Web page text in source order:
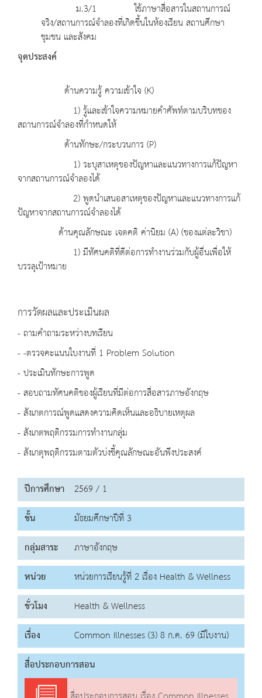
ม.3/1 ใช้ภาษาสื่อสารในสถานการณ์
จริง/สถานการณ์จำลองที่เกิดขึ้นในห้องเรียน สถานศึกษา
ชุมชน และสังคม
จุดประสงค์
ด้านความรู้ ความเข้าใจ (K)
1) รู้และเข้าใจความหมายคำศัพท์ตามบริบทของ
สถานการณ์จำลองที่กำหนดให้
ด้านทักษะ/กระบวนการ (P)
1) ระบุสาเหตุของปัญหาและแนวทางการแก้ปัญหา
จากสถานการณ์จำลองได้
2) พูดนำเสนอสาเหตุของปัญหาและแนวทางการแก้
ปัญหาจากสถานการณ์จำลองได้
ด้านคุณลักษณะ เจตคติ ค่านิยม (A) (ของแต่ละวิชา)
1) มีทัศนคติที่ดีต่อการทำงานร่วมกับผู้อื่นเพื่อให้
บรรลุเป้าหมาย
การวัดผลและประเมินผล
- ถามคำถามระหว่างบทเรียน
- -ตรวจคะแนนใบงานที่ 1 Problem Solution
- ประเมินทักษะการพูด
- สอบถามทัศนคติของผู้เรียนที่มีต่อการสื่อสารภาษอังกฤษ
- สังเกตการณ์พูดแสดงความคิดเห็นและอธิบายเหตุผล
- สังเกตพฤติกรรมการทำงานกลุ่ม
- สังเกตุพฤติกรรมตามตัวบ่งชี้คุณลักษณะอันพึงประสงค์
ปีการศึกษา 2569 / 1
ชั้น
มัธยมศึกษาปีที่ 3
กลุ่มสาระ
ภาษาอังกฤษ
หน่วย
หน่วยการเรียนรู้ที่ 2 เรื่อง Health & Wellness
ชั่วโมง
Health & Wellness
เรื่อง
Common Illnesses (3) 8 ก.ค. 69 (มีใบงาน)
สื่อประกอบการสอน